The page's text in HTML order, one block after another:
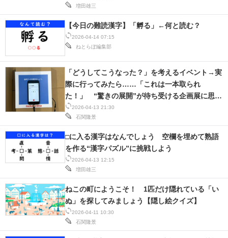
増田雄三
2026-04-14 07:15
ねとらぼ編集部
【今日の難読漢字】「孵る」←何と読む？
2026-04-13 21:30
石関隆景
「どうしてこうなった？」を考えるイベント→実
際に行ってみたら……「これは一本取られ
た！」 “驚きの展開”が待ち受ける企画展に思わ
ず仰天
2026-04-13 12:15
増田雄三
□に入る漢字はなんでしょう 空欄を埋めて熟語
を作る“漢字パズル”に挑戦しよう
2026-04-11 10:30
石関隆景
ねこの町にようこそ！ 1匹だけ隠れている「い
ぬ」を探してみましょう【隠し絵クイズ】